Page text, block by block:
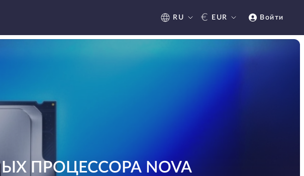
RU € EUR Войти
ПРОЦЕССОРА NOVA